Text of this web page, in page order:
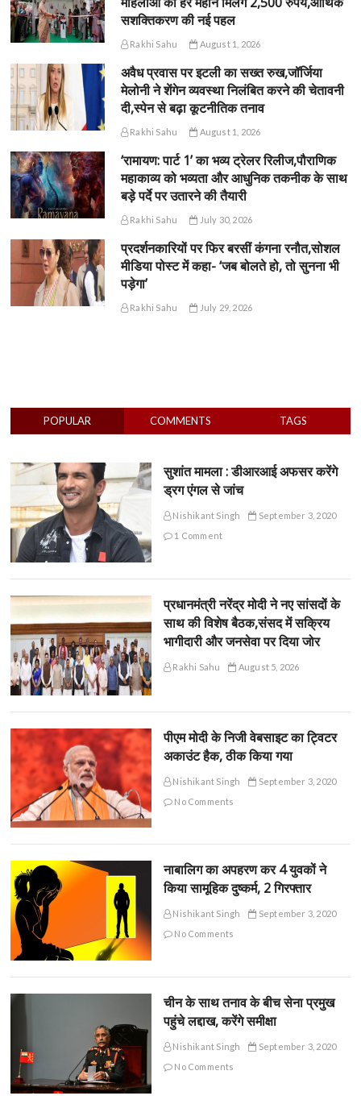
सशक्तिकरण की नई पहल
Rakhi Sahu August 1, 2026
अवैध प्रवास पर इटली का सख्त रुख,जॉर्जिया
मेलोनी ने शेंगेन व्यवस्था निलंबित करने की चेतावनी
दी,स्पेन से बढ़ा कूटनीतिक तनाव
Rakhi Sahu August 1, 2026
‘रामायण: पार्ट 1’ का भव्य ट्रेलर रिलीज,पौराणिक
महाकाव्य को भव्यता और आधुनिक तकनीक के साथ
बड़े पर्दे पर उतारने की तैयारी
Rakhi Sahu July 30, 2026
प्रदर्शनकारियों पर फिर बरसीं कंगना रनौत,सोशल
मीडिया पोस्ट में कहा- ‘जब बोलते हो, तो सुनना भी
पड़ेगा’
Rakhi Sahu July 29, 2026
POPULAR COMMENTS TAGS
सुशांत मामला : डीआरआई अफसर करेंगे
ड्रग एंगल से जांच
Nishikant Singh
September 3, 2020
1 Comment
प्रधानमंत्री नरेंद्र मोदी ने नए सांसदों के
साथ की विशेष बैठक,संसद में सक्रिय
भागीदारी और जनसेवा पर दिया जोर
Rakhi Sahu August 5, 2026
पीएम मोदी के निजी वेबसाइट का ट्विटर
अकाउंट हैक, ठीक किया गया
Nishikant Singh
September 3, 2020
No Comments
नाबालिग का अपहरण कर 4 युवकों ने
किया सामूहिक दुष्कर्म, 2 गिरफ्तार
Nishikant Singh
September 3, 2020
No Comments
चीन के साथ तनाव के बीच सेना प्रमुख
पहुंचे लद्दाख, करेंगे समीक्षा
Nishikant Singh
September 3, 2020
No Comments